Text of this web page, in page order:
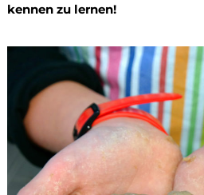
kennen zu lernen!